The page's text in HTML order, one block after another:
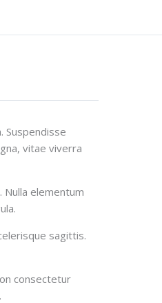
Suspendisse
vitae viverra
elementum
sagittis.
consectetur